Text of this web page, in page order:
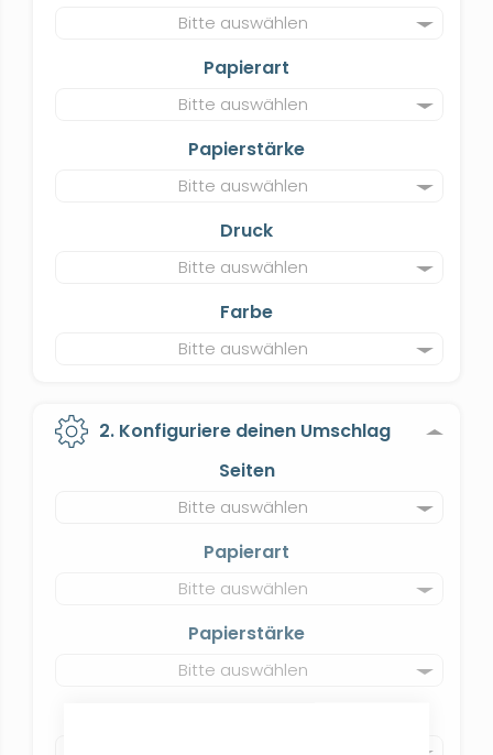
Bitte auswählen
Papierart
Bitte auswählen
Papierstärke
Bitte auswählen
Druck
Bitte auswählen
Farbe
Bitte auswählen
2. Konfiguriere deinen Umschlag
Seiten
Bitte auswählen
Papierart
Bitte auswählen
Papierstärke
Bitte auswählen